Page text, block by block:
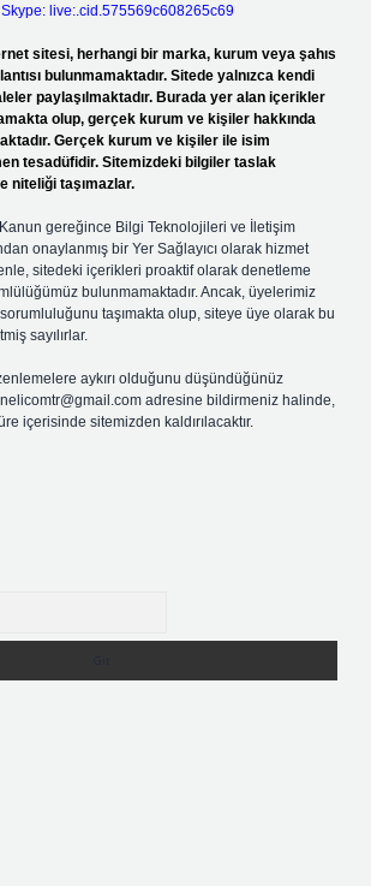
Skype: live:.cid.575569c608265c69
sitesi, herhangi bir marka, kurum veya şahıs
bulunmamaktadır. Sitede yalnızca kendi
paylaşılmaktadır. Burada yer alan içerikler
olup, gerçek kurum ve kişiler hakkında
Gerçek kurum ve kişiler ile isim
tesadüfidir. Sitemizdeki bilgiler taslak
niteliği taşımazlar.
Kanun gereğince Bilgi Teknolojileri ve İletişim
onaylanmış bir Yer Sağlayıcı olarak hizmet
sitedeki içerikleri proaktif olarak denetleme
bulunmamaktadır. Ancak, üyelerimiz
taşımakta olup, siteye üye olarak bu
sayılırlar.
aykırı olduğunu düşündüğünüz
adresine bildirmeniz halinde,
içerisinde sitemizden kaldırılacaktır.